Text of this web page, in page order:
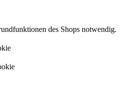
des Shops notwendig.